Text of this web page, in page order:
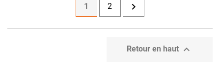
1 2 
Retour en haut 